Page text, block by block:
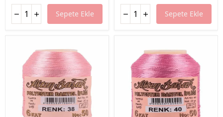
Sepete Ekle Sepete Ekle